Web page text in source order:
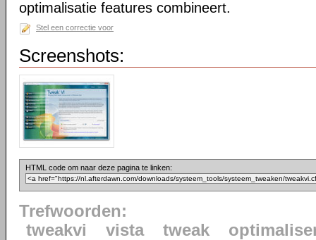
optimalisatie features combineert.
Stel een correctie voor
Screenshots:
HTML code om naar deze pagina te linken:
Trefwoorden:
tweakvi
vista tweak